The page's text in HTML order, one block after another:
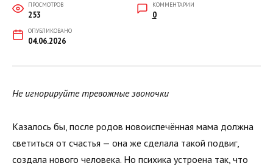
ПРОСМОТРОВ
253
КОММЕНТАРИИ
0
ОПУБЛИКОВАНО
04.06.2026
Не игнорируйте тревожные звоночки
Казалось бы, после родов новоиспечённая мама должна
светиться от счастья — она же сделала такой подвиг,
создала нового человека. Но психика устроена так, что